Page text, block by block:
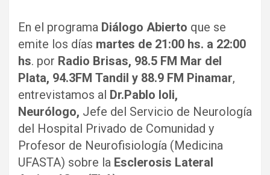
En el programa Diálogo Abierto que se
emite los días martes de 21:00 hs. a 22:00
hs. por Radio Brisas, 98.5 FM Mar del
Plata, 94.3FM Tandil y 88.9 FM Pinamar,
entrevistamos al Dr.Pablo Ioli,
Neurólogo, Jefe del Servicio de Neurología
del Hospital Privado de Comunidad y
Profesor de Neurofisiología (Medicina
UFASTA) sobre la Esclerosis Lateral